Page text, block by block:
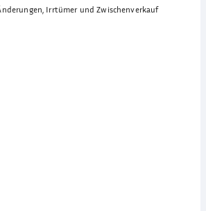
Irrtümer und Zwischenverkauf